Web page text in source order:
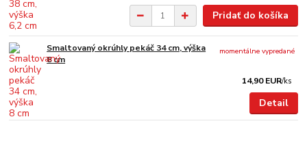
Pridať do košíka
Smaltovaný okrúhly pekáč 34 cm, výška
8 cm
14,90 EUR/ks
momentálne vypredané
Detail